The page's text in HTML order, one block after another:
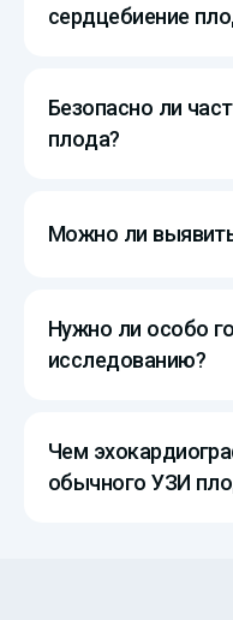
сердцебиение
Безопасно ли
плода?
Можно ли
Нужно ли особо
исследованию?
Чем
обычного УЗИ